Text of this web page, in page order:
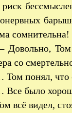
риск
сомнительна!
Довольно,
со
Том понял, что
Все было
всё видел,